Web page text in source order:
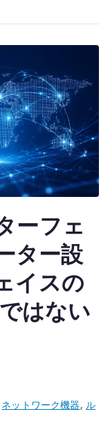
ーフェ
ター設
イスの
はない
ネットワーク機器, ル